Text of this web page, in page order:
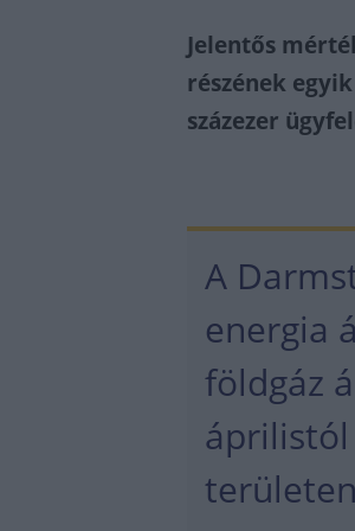
Jelentős
részének
százezer
A
energia
földgáz
áprilistól